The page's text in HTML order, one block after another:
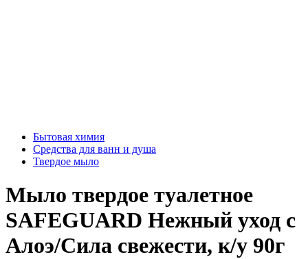
Бытовая химия
Средства для ванн и душа
Твердое мыло
Мыло твердое туалетное
SAFEGUARD Нежный уход с
Алоэ/Сила свежести, к/у 90г